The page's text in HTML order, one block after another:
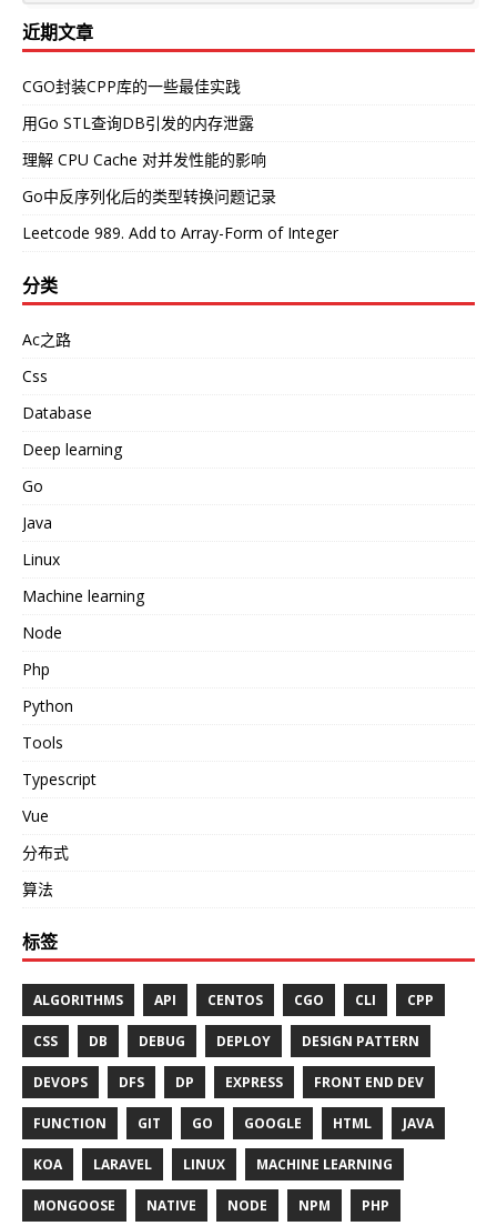
近期文章
CGO封装CPP库的一些最佳实践
用Go STL查询DB引发的内存泄露
理解 CPU Cache 对并发性能的影响
Go中反序列化后的类型转换问题记录
Leetcode 989. Add to Array-Form of Integer
分类
Ac之路
Css
Database
Deep learning
Go
Java
Linux
Machine learning
Node
Php
Python
Tools
Typescript
Vue
分布式
算法
标签
ALGORITHMS API CENTOS CGO CLI CPP
CSS DB DEBUG DEPLOY DESIGN PATTERN
DEVOPS DFS DP EXPRESS FRONT END DEV
FUNCTION GIT GO GOOGLE HTML JAVA
KOA LARAVEL LINUX MACHINE LEARNING
MONGOOSE NATIVE NODE NPM PHP